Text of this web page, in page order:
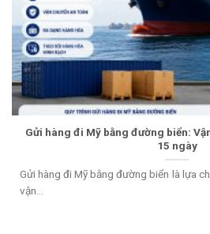
Gửi hàng đi Mỹ bằng đường biển:
15 ngày
Gửi hàng đi Mỹ bằng đường biển là lựa
vận...